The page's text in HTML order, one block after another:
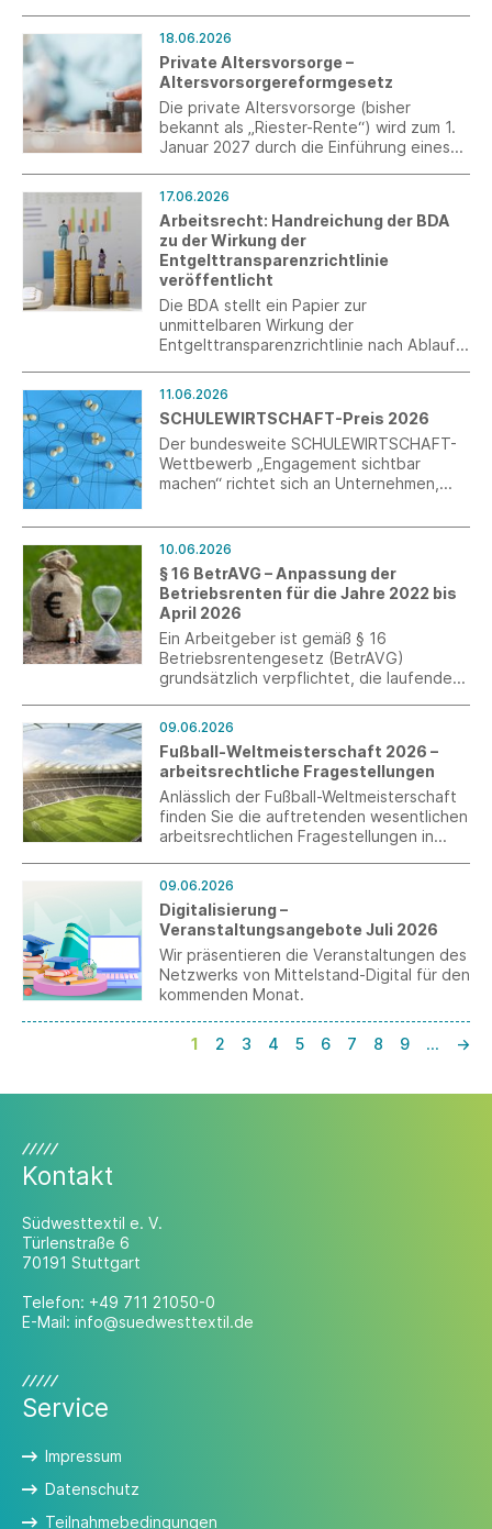
18.06.2026
Private Altersvorsorge –
Altersvorsorgereformgesetz
Die private Altersvorsorge (bisher
bekannt als „Riester-Rente“) wird zum 1.
Januar 2027 durch die Einführung eines
reformiert.
17.06.2026
Arbeitsrecht: Handreichung der BDA
zu der Wirkung der
Entgelttransparenzrichtlinie
veröffentlicht
Die BDA stellt ein Papier zur
unmittelbaren Wirkung der
Entgelttransparenzrichtlinie nach Ablauf
11.06.2026
SCHULEWIRTSCHAFT-Preis 2026
Der bundesweite SCHULEWIRTSCHAFT-
Wettbewerb „Engagement sichtbar
machen“ richtet sich an Unternehmen,
Kooperationen. Gesucht werden
vorbildliche Initiativen, die Jugendlichen
und Bildungsprozesse partnerschaftlich
gestalten. Die Bewerbungsfrist endet am
26. Juli 2026.
10.06.2026
§ 16 BetrAVG – Anpassung der
Betriebsrenten für die Jahre 2022 bis
April 2026
Ein Arbeitgeber ist gemäß § 16
Betriebsrentengesetz (BetrAVG)
grundsätzlich verpflichtet, die laufenden
überprüfen und nach billigem Ermessen
über eine Anpassung zu entscheiden. Ein
Hilfsmittel für diese Entscheidung ist die
Entwicklung des jeweiligen
Verbraucherpreisindexes.
09.06.2026
Fußball-Weltmeisterschaft 2026 –
arbeitsrechtliche Fragestellungen
Anlässlich der Fußball-Weltmeisterschaft
finden Sie die auftretenden wesentlichen
arbeitsrechtlichen Fragestellungen in
09.06.2026
Digitalisierung –
Veranstaltungsangebote Juli 2026
Wir präsentieren die Veranstaltungen des
Netzwerks von Mittelstand-Digital für den
kommenden Monat.
1 2 3 4 5 6 7 8 9 … →
Kontakt
Südwesttextil e. V.
Türlenstraße 6
70191 Stuttgart
Telefon: +49 711 21050-0
E-Mail: info@suedwesttextil.de
Service
Impressum
Datenschutz
Teilnahmebedingungen